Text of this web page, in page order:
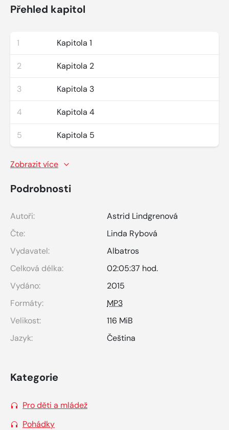
Přehled kapitol
1 Kapitola 1
2 Kapitola 2
3 Kapitola 3
4 Kapitola 4
5 Kapitola 5
Zobrazit více
Podrobnosti
Autoři:
Astrid Lindgrenová
Čte:
Linda Rybová
Vydavatel:
Albatros
Celková délka:
02:05:37 hod.
Vydáno:
2015
Formáty:
MP3
Velikost:
116 MiB
Jazyk:
Čeština
Kategorie
Pro děti a mládež
Pohádky